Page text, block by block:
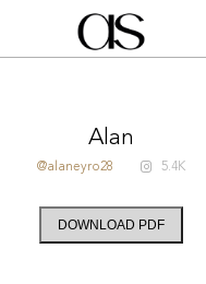
Alan
@alaneyro28 5.4K
DOWNLOAD PDF